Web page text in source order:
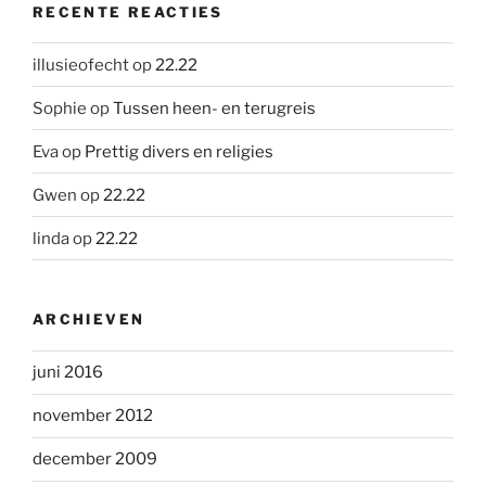
RECENTE REACTIES
illusieofechtop22.22
Sophie opTussen heen- en terugreis
Evaop Prettig divers en religies
Gwen op22.22
lindaop22.22
ARCHIEVEN
juni 2016
november 2012
december 2009